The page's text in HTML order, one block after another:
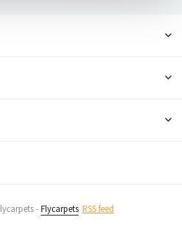
-Flycarpets RSS feed